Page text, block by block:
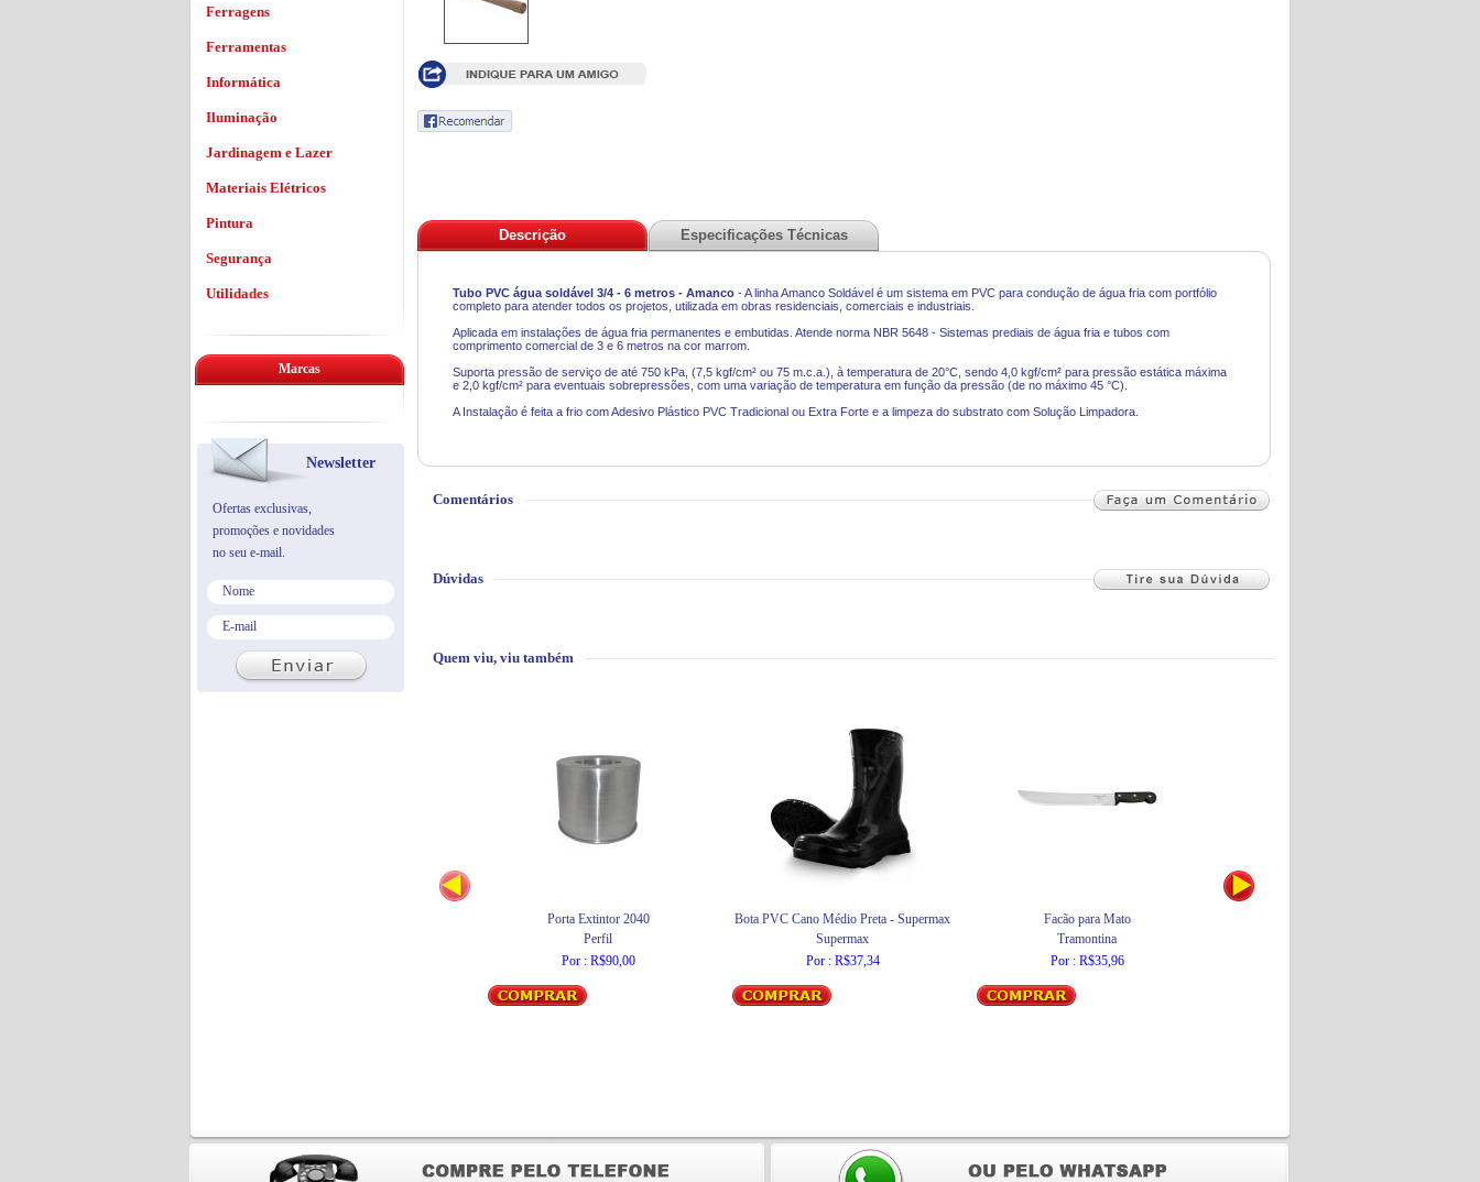
Descrição Especificações Técnicas
Tubo PVC água soldável 3/4 - 6 metros - Amanco - A linha Amanco Soldável é um sistema em PVC para condução de água fria com portfólio
completo para atender todos os projetos, utilizada em obras residenciais, comerciais e industriais.
Aplicada em instalações de água fria permanentes e embutidas. Atende norma NBR 5648 - Sistemas prediais de água fria e tubos com
comprimento comercial de 3 e 6 metros na cor marrom.
Suporta pressão de serviço de até 750 kPa, (7,5 kgf/cm² ou 75 m.c.a.), à temperatura de 20°C, sendo 4,0 kgf/cm² para pressão estática máxima
e 2,0 kgf/cm² para eventuais sobrepressões, com uma variação de temperatura em função da pressão (de no máximo 45 °C).
A Instalação é feita a frio com Adesivo Plástico PVC Tradicional ou Extra Forte e a limpeza do substrato com Solução Limpadora.
Comentários
Dúvidas
Quem viu, viu também
Porta Extintor 2040
Perfil
Por : R$90,00
Bota PVC Cano Médio Preta - Supermax
Supermax
Por : R$37,34
Facão para Mato
Tramontina
Por : R$35,96
Ferragens
Ferramentas
Informática
Iluminação
Jardinagem e Lazer
Materiais Elétricos
Pintura
Segurança
Utilidades
Marcas
Newsletter
Ofertas exclusivas,
promoções e novidades
no seu e-mail.